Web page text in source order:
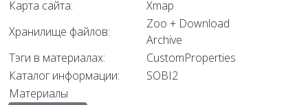
Карта сайта:
Xmap
Хранилище файлов:
Zoo + Download
Archive
Тэги в материалах:
CustomProperties
Каталог информации:
SOBI2
Материалы